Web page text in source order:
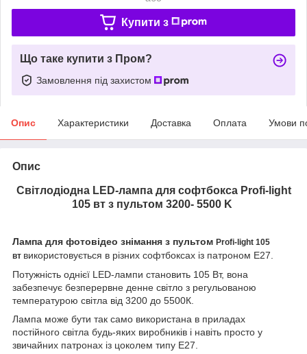
Купити з
Що таке купити з Пром?
Замовлення під захистом
Опис Характеристики Доставка Оплата Умови
Опис
Світлодіодна LED-лампа для софтбокса Profi-light
105 вт з пультом 3200- 5500 K
Лампа для фотовідео знімання з пультом Profi-light 105
вт використовується в різних софтбоксах із патроном E27.
Потужність однієї LED-лампи становить 105 Вт, вона
забезпечує безперервне денне світло з регульованою
температурою світла від 3200 до 5500К.
Лампа може бути так само використана в приладах
постійного світла будь-яких виробників і навіть просто у
звичайних патронах із цоколем типу E27.